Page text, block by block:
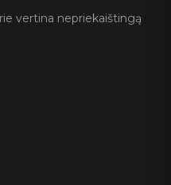
vertina nepriekaištingą